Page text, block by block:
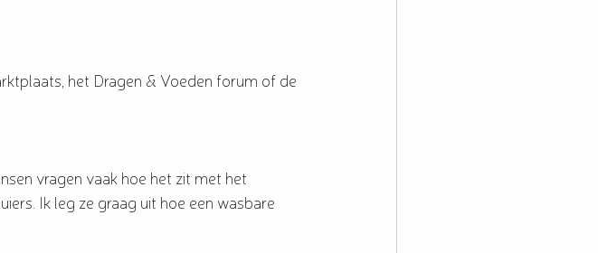
het Dragen & Voeden forum of de
vragen vaak hoe het zit met het
Ik leg ze graag uit hoe een wasbare